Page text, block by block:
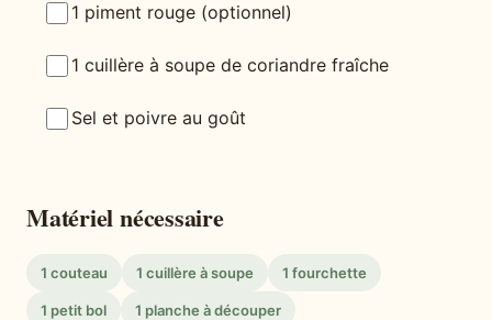
1 piment rouge (optionnel)
1 cuillère à soupe de coriandre fraîche
Sel et poivre au goût
Matériel nécessaire
1 couteau 1 cuillère à soupe 1 fourchette
1 petit bol 1 planche à découper